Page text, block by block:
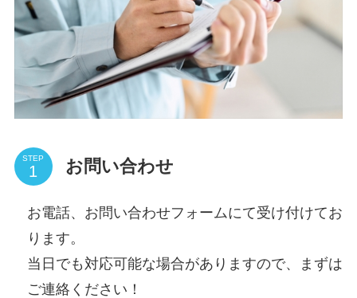
STEP お問い合わせ
お電話、お問い合わせフォームにて受け付けてお
ります。
当日でも対応可能な場合がありますので、まずは
ご連絡ください！